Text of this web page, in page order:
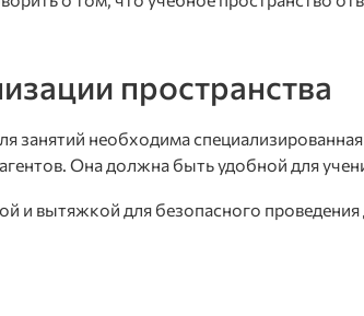
пространства
занятий необходима специализированная
Она должна быть удобной для
и вытяжкой для безопасного проведения